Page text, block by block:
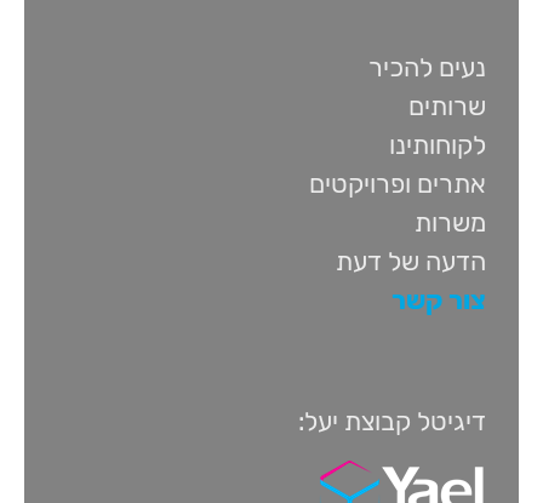
נעים להכיר
שרותים
לקוחותינו
אתרים ופרויקטים
משרות
הדעה של דעת
צור קשר
דיגיטל קבוצת יעל: